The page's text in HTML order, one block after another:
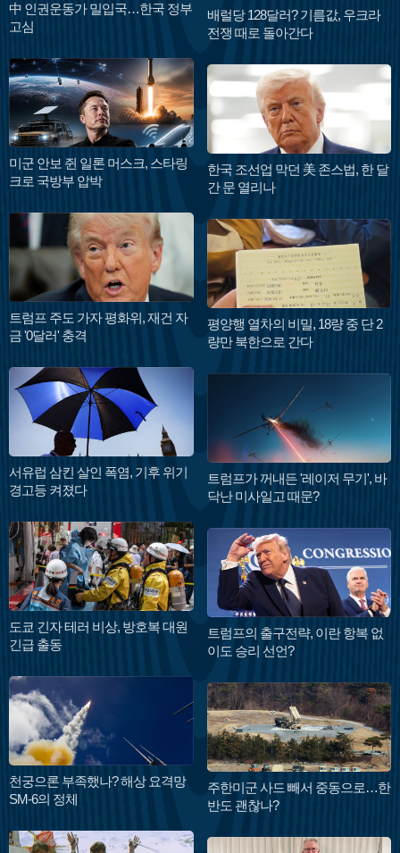
中 인권운동가 밀입국…한국 정부
고심
미군 안보 쥔 일론 머스크, 스타링
크로 국방부 압박
트럼프 주도 가자 평화위, 재건 자
금 '0달러' 충격
서유럽 삼킨 살인 폭염, 기후 위기
경고등 켜졌다
도쿄 긴자 테러 비상, 방호복 대원
긴급 출동
천궁으론 부족했나? 해상 요격망
SM-6의 정체
배럴당 128달러? 기름값, 우크라
전쟁 때로 돌아간다
한국 조선업 막던 美 존스법, 한 달
간 문 열리나
평양행 열차의 비밀, 18량 중 단 2
량만 북한으로 간다
트럼프가 꺼내든 '레이저 무기', 바
닥난 미사일고 때문?
트럼프의 출구전략, 이란 항복 없
이도 승리 선언?
주한미군 사드 빼서 중동으로…한
반도 괜찮나?